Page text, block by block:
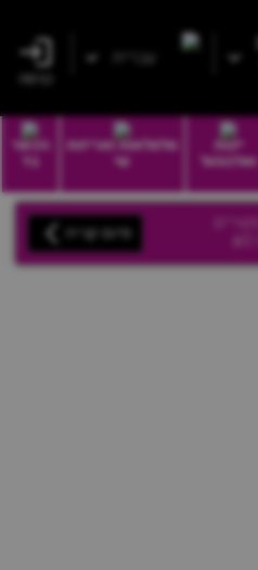
עברית
יינות
ואלכוהול
סלסלאות ואריזות
שי
הכשר
בד
מוצרים
₪ סיום קנייה